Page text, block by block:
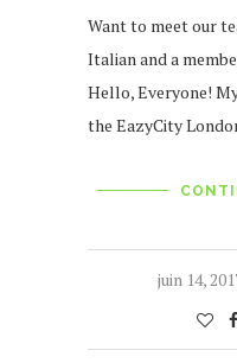
Want to meet our
Italian and a
Hello, Everyone!
the EazyCity
juin 14,